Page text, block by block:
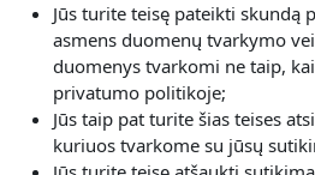
Jūs turite teisę pateikti skundą
asmens duomenų tvarkymo
duomenys tvarkomi ne taip,
privatumo politikoje;
Jūs taip pat turite šias teises
kuriuos tvarkome su jūsų